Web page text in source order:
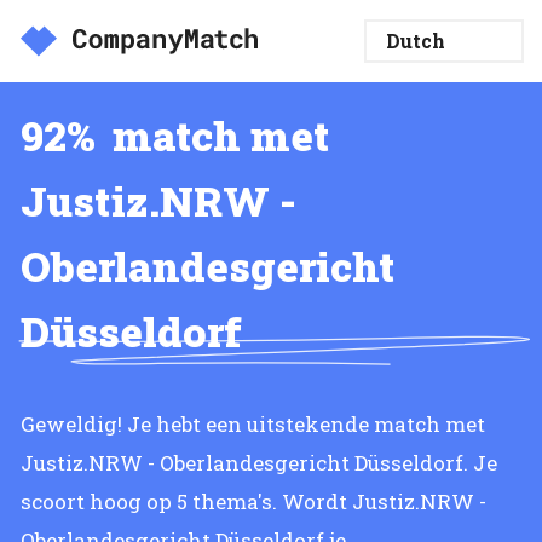
92% match met
Justiz.NRW -
Oberlandesgericht
Düsseldorf
Geweldig! Je hebt een uitstekende match met
Justiz.NRW - Oberlandesgericht Düsseldorf. Je
scoort hoog op 5 thema's. Wordt Justiz.NRW -